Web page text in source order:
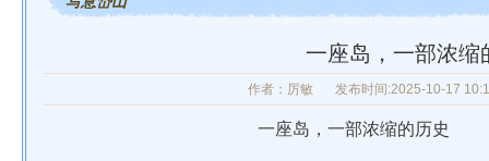
一座岛，一部浓缩
作者：厉敏 发布时间:2025-10-17
一座岛，一部浓缩的历史